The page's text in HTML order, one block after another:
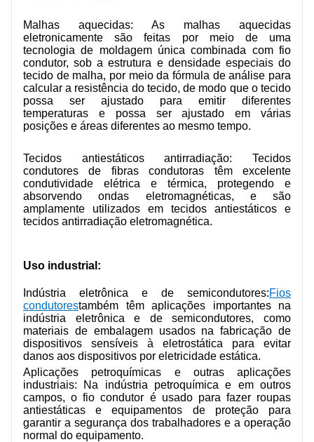
Malhas aquecidas: As malhas aquecidas
eletronicamente são feitas por meio de uma
tecnologia de moldagem única combinada com fio
condutor, sob a estrutura e densidade especiais do
tecido de malha, por meio da fórmula de análise para
calcular a resistência do tecido, de modo que o tecido
possa ser ajustado para emitir diferentes
temperaturas e possa ser ajustado em várias
posições e áreas diferentes ao mesmo tempo.
Tecidos antiestáticos antirradiação: Tecidos
condutores de fibras condutoras têm excelente
condutividade elétrica e térmica, protegendo e
absorvendo ondas eletromagnéticas, e são
amplamente utilizados em tecidos antiestáticos e
tecidos antirradiação eletromagnética.
Uso industrial:
Indústria eletrônica e de semicondutores:Fios
condutorestambém têm aplicações importantes na
indústria eletrônica e de semicondutores, como
materiais de embalagem usados ​​na fabricação de
dispositivos sensíveis à eletrostática para evitar
danos aos dispositivos por eletricidade estática.
Aplicações petroquímicas e outras aplicações
industriais: Na indústria petroquímica e em outros
campos, o fio condutor é usado para fazer roupas
antiestáticas e equipamentos de proteção para
garantir a segurança dos trabalhadores e a operação
normal do equipamento.